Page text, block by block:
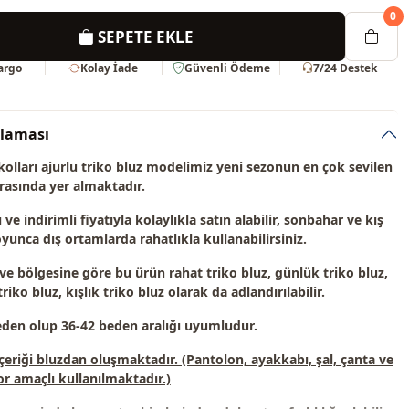
SEPETE EKLE
0
Kolay İade Güvenli Ödeme 7/24 Destek
ajurlu triko bluz modelimiz yeni sezonun en çok sevilen
yer almaktadır.
ve indirimli fiyatıyla kolaylıkla satın alabilir, sonbahar ve kış
dış ortamlarda rahatlıkla kullanabilirsiniz.
ve bölgesine göre bu ürün rahat triko bluz, günlük triko bluz,
bluz, kışlık triko bluzolarak da adlandırılabilir.
olup 36-42 beden aralığı uyumludur.
bluzdan oluşmaktadır. (Pantolon, ayakkabı, şal, çanta ve
amaçlı kullanılmaktadır.)